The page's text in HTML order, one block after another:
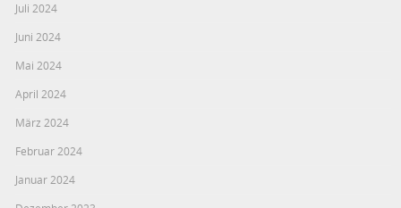
Juli 2024
Juni 2024
Mai 2024
April 2024
März 2024
Februar 2024
Januar 2024